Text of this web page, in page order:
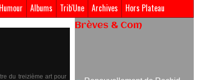
Humour Albums Trib'Une Archives Hors Plateau
du treizième art pour
Brèves & Com
05/08/2026